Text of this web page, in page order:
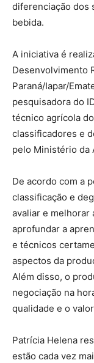
diferenciação dos
bebida.
A iniciativa é
Desenvolvimento
Paraná/Iapar/
pesquisadora do
técnico agrícola
classificadores e
pelo Ministério da
De acordo com a
classificação e
avaliar e melhorar
aprofundar a
e técnicos
aspectos da
Além disso, o
negociação na
qualidade e o
Patrícia Helena
estão cada vez